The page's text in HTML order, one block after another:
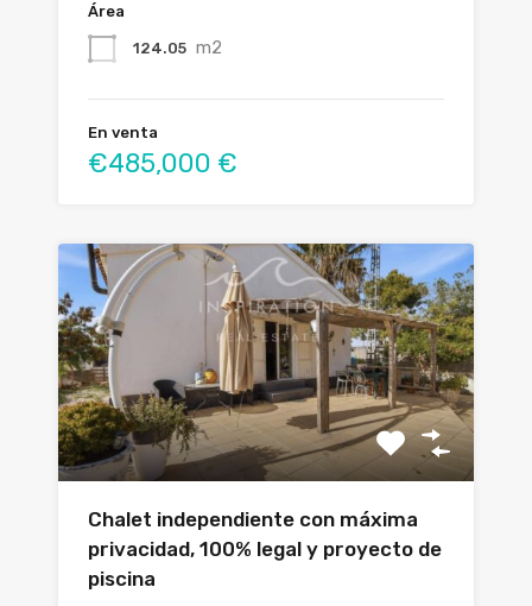
Área
124.05 m2
En venta
€485,000 €
Chalet independiente con máxima
privacidad, 100% legal y proyecto de
piscina